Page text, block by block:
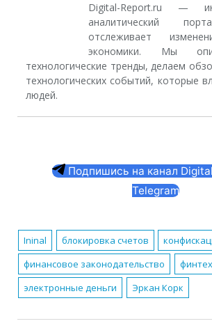
Digital-Report.ru —
аналитический
отслеживает
экономики. Мы
технологические тренды, делаем
технологических событий, которые
людей.
Подпишись на канал
Telegram
Ininal блокировка счетов
финансовое законодательство
финтех
электронные деньги
Эркан Корк